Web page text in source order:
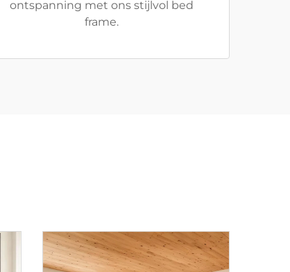
ontspanning met ons stijlvol bed
frame.